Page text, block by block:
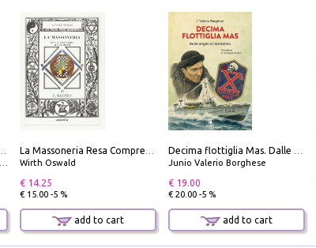
Wirth Oswald
€ 14.25
€ 15.00 -5 %
add to cart
Junio Valerio Borghese
€ 19.00
€ 20.00 -5 %
add to cart